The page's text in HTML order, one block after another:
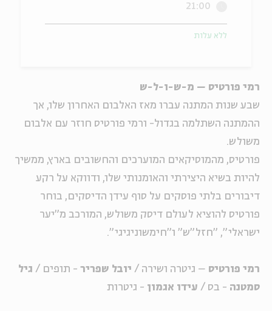
רמי פורטיס – מ-ש-ו-ל-ש
שבע שנות המתנה עברו מאז האלבום האחרון שלו, אך
ההמתנה השתלמה בגדול- ורמי פורטיס חוזר עם אלבום
משולש.
פורטיס, מהמוסיקאים המוערכים והחשובים בארץ, ממשיך
להיות בשיא היצירתי והאומנותי שלו, ודווקא על רקע
דיבורים בלתי פוסקים על סוף עידן הדיסקים, בוחר
פורטיס להוציא לעולם דיסק משולש, המורכב מ"יער
ישראלי", "חזל"ש" ו"חימשוניגיגי".
רמי פורטיס – גיטרה ושירה / יובל שפריר - תופים / גיל
סמטנה - בס / עידו אגמון - גיטרות
21:00
ללא עלות